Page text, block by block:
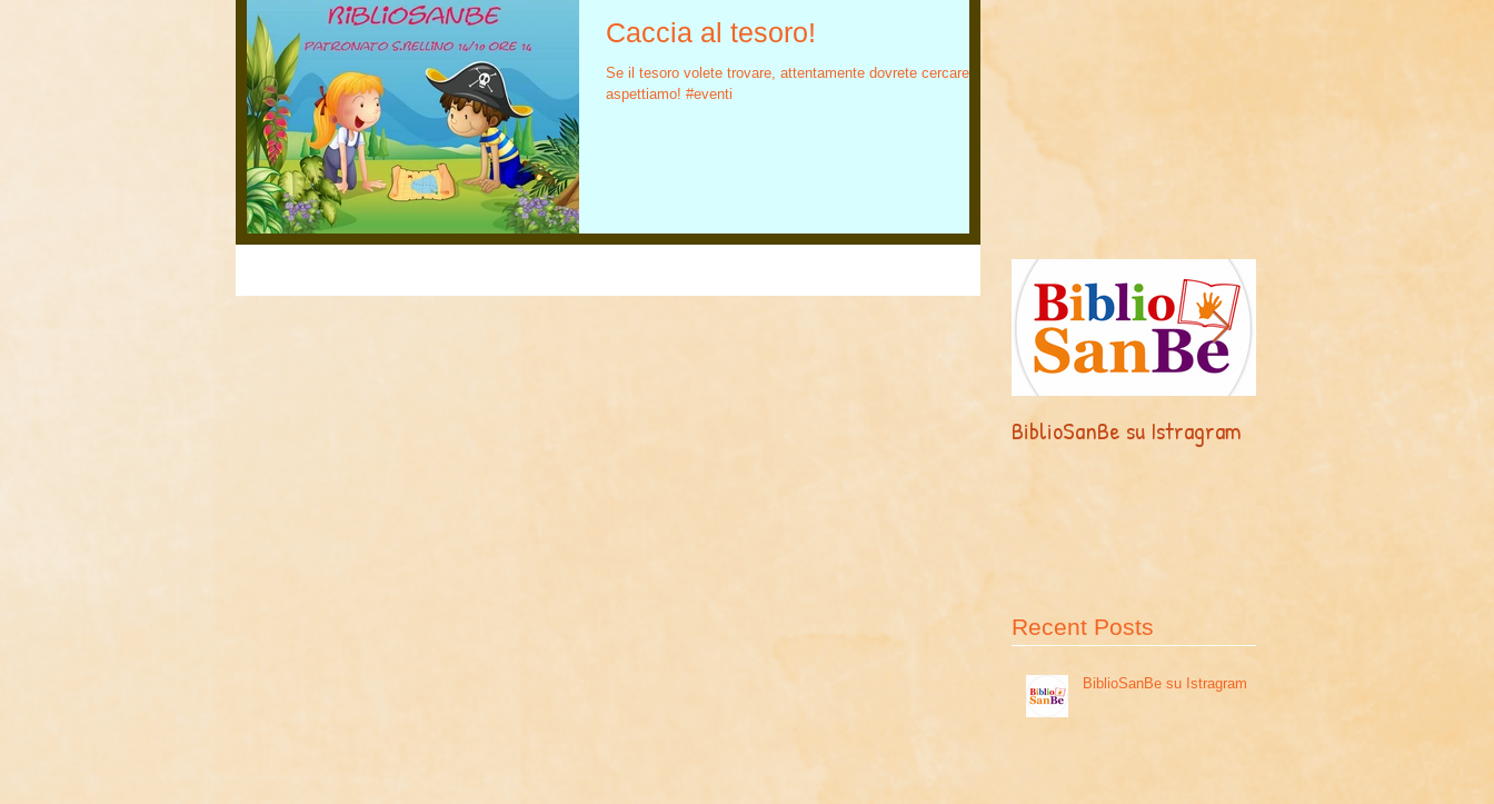
Caccia al tesoro!
Se il tesoro volete trovare, attentamente dovrete cercare! Vi
aspettiamo! #eventi
BiblioSanBe su Istragram
Maschere, maschere,
maschere
Recent Posts
BiblioSanBe su Istragram